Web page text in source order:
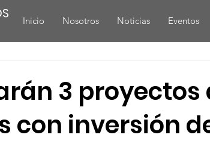
Inicio Nosotros Noticias Eventos
3 proyectos
con inversión